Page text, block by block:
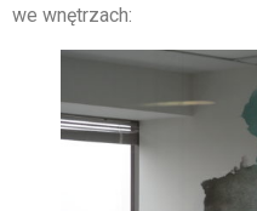
we wnętrzach: